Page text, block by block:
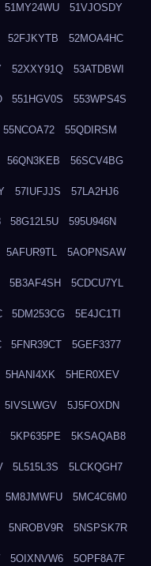
51MY24WU 51VJOSDY
52FJKYTB 52MOA4HC
52XXY91Q 53ATDBWI
551HGV0S 553WPS4S
55NCOA72 55QDIRSM
56QN3KEB 56SCV4BG
57IUFJJS 57LA2HJ6
58G12L5U 595U946N
5AFUR9TL 5AOPNSAW
5B3AF4SH 5CDCU7YL
5DM253CG 5E4JC1TI
5FNR39CT 5GEF3377
5HANI4XK 5HER0XEV
5IVSLWGV 5J5FOXDN
5KP635PE 5KSAQAB8
5L515L3S 5LCKQGH7
5M8JMWFU 5MC4C6M0
5NROBV9R 5NSPSK7R
5OIXNVW6 5OPF8A7F